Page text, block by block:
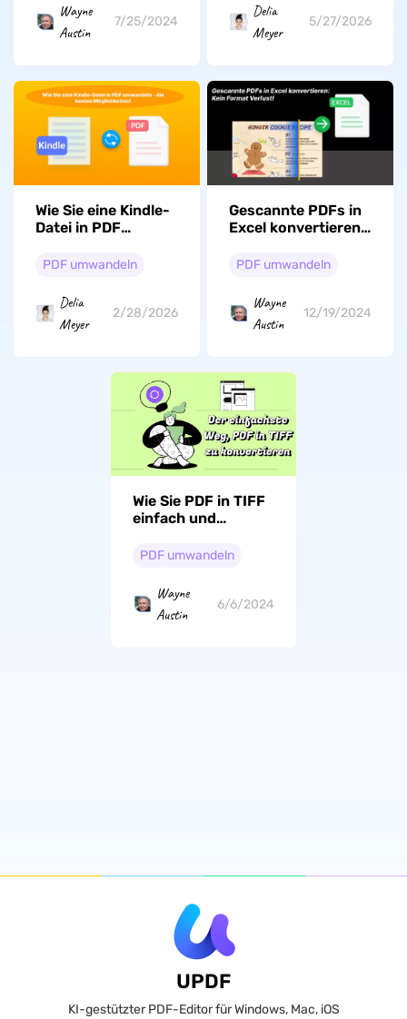
Wayne
Austin
7/25/2024
Delia
Meyer
5/27/2026
Wie Sie eine Kindle-
Datei in PDF
besten
PDF umwandeln
Delia
Meyer
2/28/2026
Gescannte PDFs in
Excel konvertieren:
Verlust!
PDF umwandeln
Wayne
Austin
12/19/2024
Wie Sie PDF in TIFF
einfach und
umwandeln?
PDF umwandeln
Wayne
Austin
6/6/2024
UPDF
KI-gestützter PDF-Editor für Windows, Mac, iOS